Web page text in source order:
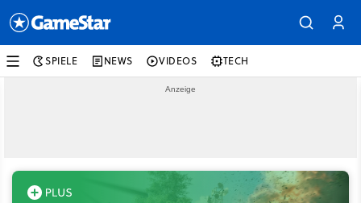
SPIELE NEWS VIDEOS TECH